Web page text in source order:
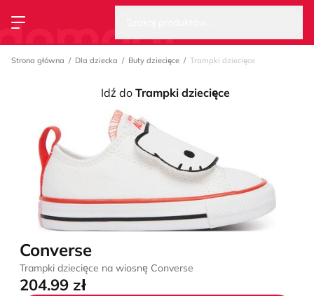
Przełącz menu
Strona główna Dla dziecka Buty dziecięce Trampki dziecięce
Idź do Trampki dziecięce
Converse
Trampki dziecięce na wiosnę Converse
204.99 zł